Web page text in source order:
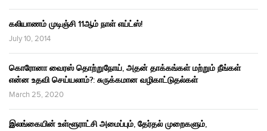
கலியாணம் முடிஞ்சி 11ஆம் நாள் எய்ட்ஸ்!
July 10, 2014
கொரோனா வைரஸ் தொற்றுநோய், அதன் தாக்கங்கள் மற்றும் நீங்கள்
என்ன உதவி செய்யலாம்?: சுருக்கமான வழிகாட்டுதல்கள்
March 25, 2020
இலங்கையின் உள்ளூராட்சி அமைப்பும், தேர்தல் முறைகளும்,